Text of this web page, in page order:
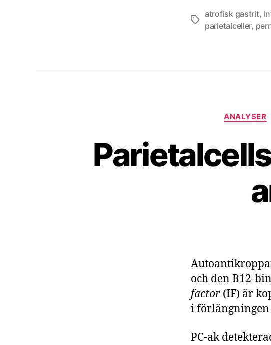
Etiketter
atrofisk gastrit,
parietalceller,
ANALYSER
och den B12-
factor (IF) är
i förlängningen
PC-ak